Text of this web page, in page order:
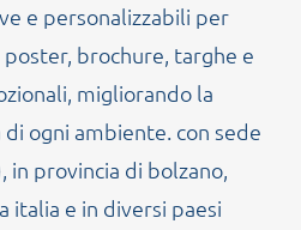
e personalizzabili per
brochure, targhe e
migliorando la
di ogni ambiente. con sede
in provincia di bolzano,
italia e in diversi paesi